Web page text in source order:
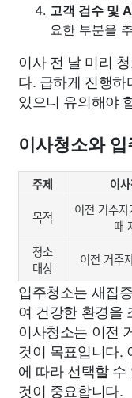
고객 검수 및
요한 부분을
이사 전 날 미리
다. 급하게 진행
있으니 유의해야
이사청소와
주제 이
목적
이전 거주
때
청소
대상
이전 거주
입주청소는 새집
여 건강한 환경을
이사청소는 이전
것이 목표입니다.
에 따라 선택할
것이 중요합니다.